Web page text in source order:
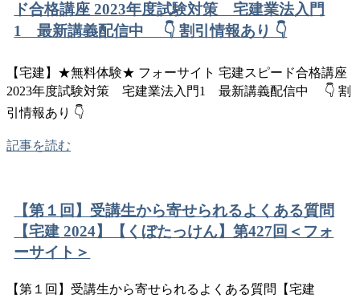
ド合格講座 2023年度試験対策 宅建業法入門
1 最新講義配信中 👇 割引情報あり 👇
【宅建】★無料体験★ フォーサイト 宅建スピード合格講座
2023年度試験対策 宅建業法入門1 最新講義配信中 👇 割
引情報あり 👇
記事を読む
【第１回】受講生から寄せられるよくある質問
【宅建 2024】【くぼたっけん】第427回＜フォ
ーサイト＞
【第１回】受講生から寄せられるよくある質問【宅建